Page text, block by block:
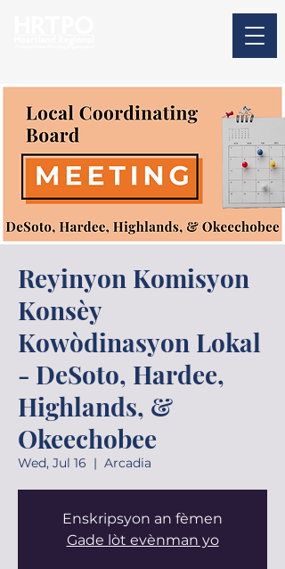
Reyinyon Komisyon
Konsèy
Kowòdinasyon Lokal
- DeSoto, Hardee,
Highlands, &
Okeechobee
Wed, Jul 16
  |
Arcadia
Enskripsyon an fèmen
Gade lòt evènman yo